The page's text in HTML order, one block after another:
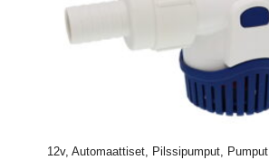
12v, Automaattiset, Pilssipumput, Pumput